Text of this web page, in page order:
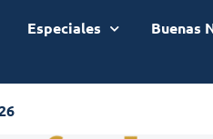
Especiales
Buenas